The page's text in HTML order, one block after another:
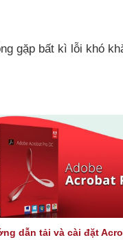
gặp bất kì lỗi khó
dẫn tải và cài đặt